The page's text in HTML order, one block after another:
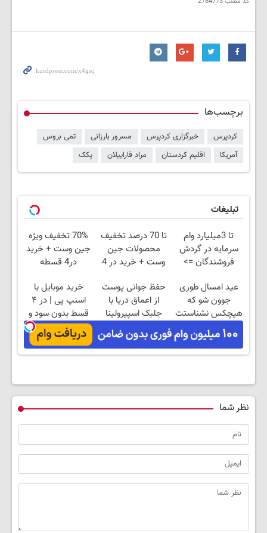
برچسب‌ها
کردپرس خبرگزاری کردپرس مسرور بارزانی
تمی بروس
آمریکا
اقلیم کردستان مراد قاراییلان پکک
تبلیغات
تا 3میلیارد وام
سرمایه در گردش
فروشندگان =>
کن
تا 70 درصد تخفیف
محصولات جین
وست + خرید در 4
70% تخفیف ویژه
جین وست + خرید
در4 قسطه
عید امسال طوری
جوون شو که
هیچکس نشناستت
حفظ جوانی پوست
از اعماق دریا با
جلبک اسپیرولینا
خرید موبایل با
اسنپ پی | در ۴
قسط بدون سود و
کارمزد!
نظر شما